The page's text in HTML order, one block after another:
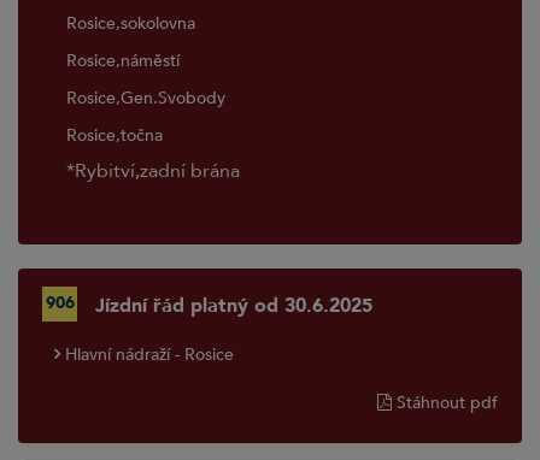
Rosice,sokolovna
Rosice,náměstí
Rosice,Gen.Svobody
Rosice,točna
*Rybitví,zadní brána
906 Jízdní řád platný od 30.6.2025
Hlavní nádraží - Rosice
Stáhnout pdf